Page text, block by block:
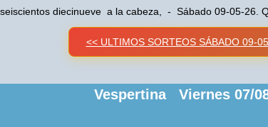
seiscientos diecinueve a la cabeza, - Sábado 09-05-
<< ULTIMOS SORTEOS SÁBADO 09-
Vespertina Viernes 07/